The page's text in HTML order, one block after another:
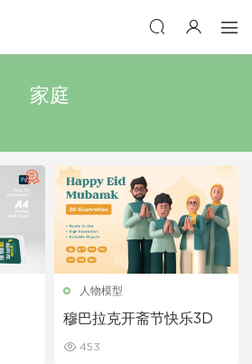
家庭
人物模型
穆巴拉克开斋节快乐3D
453